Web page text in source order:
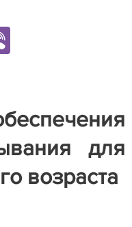
для
возраста